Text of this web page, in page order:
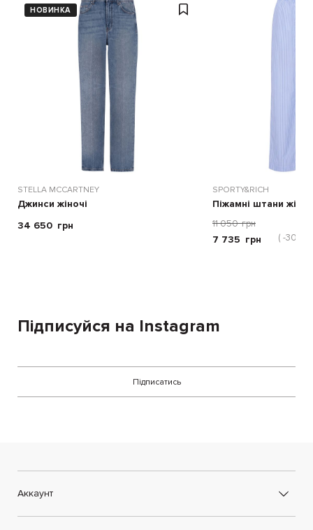
НОВИНКА
STELLA MCCARTNEY
Джинси жіночі
34 650 грн
SPORTY&RICH
Піжамні штани
11 050 грн
7 735 грн ( -30 %)
Підписуйся на Instagram
Підписатись
Аккаунт